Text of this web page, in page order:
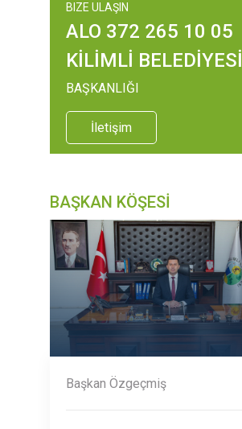
BIZE ULAŞIN
ALO 372 265 10 05
KİLİMLİ BELEDİYESİ
BAŞKANLIĞI
İletişim
BAŞKAN KÖŞESİ
Başkan Özgeçmiş